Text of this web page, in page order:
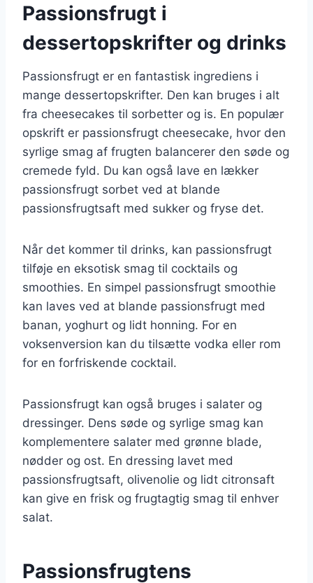
Passionsfrugt i
dessertopskrifter og drinks
Passionsfrugt er en fantastisk ingrediens i
mange dessertopskrifter. Den kan bruges i alt
fra cheesecakes til sorbetter og is. En populær
opskrift er passionsfrugt cheesecake, hvor den
syrlige smag af frugten balancerer den søde og
cremede fyld. Du kan også lave en lækker
passionsfrugt sorbet ved at blande
passionsfrugtsaft med sukker og fryse det.
Når det kommer til drinks, kan passionsfrugt
tilføje en eksotisk smag til cocktails og
smoothies. En simpel passionsfrugt smoothie
kan laves ved at blande passionsfrugt med
banan, yoghurt og lidt honning. For en
voksenversion kan du tilsætte vodka eller rom
for en forfriskende cocktail.
Passionsfrugt kan også bruges i salater og
dressinger. Dens søde og syrlige smag kan
komplementere salater med grønne blade,
nødder og ost. En dressing lavet med
passionsfrugtsaft, olivenolie og lidt citronsaft
kan give en frisk og frugtagtig smag til enhver
salat.
Passionsfrugtens